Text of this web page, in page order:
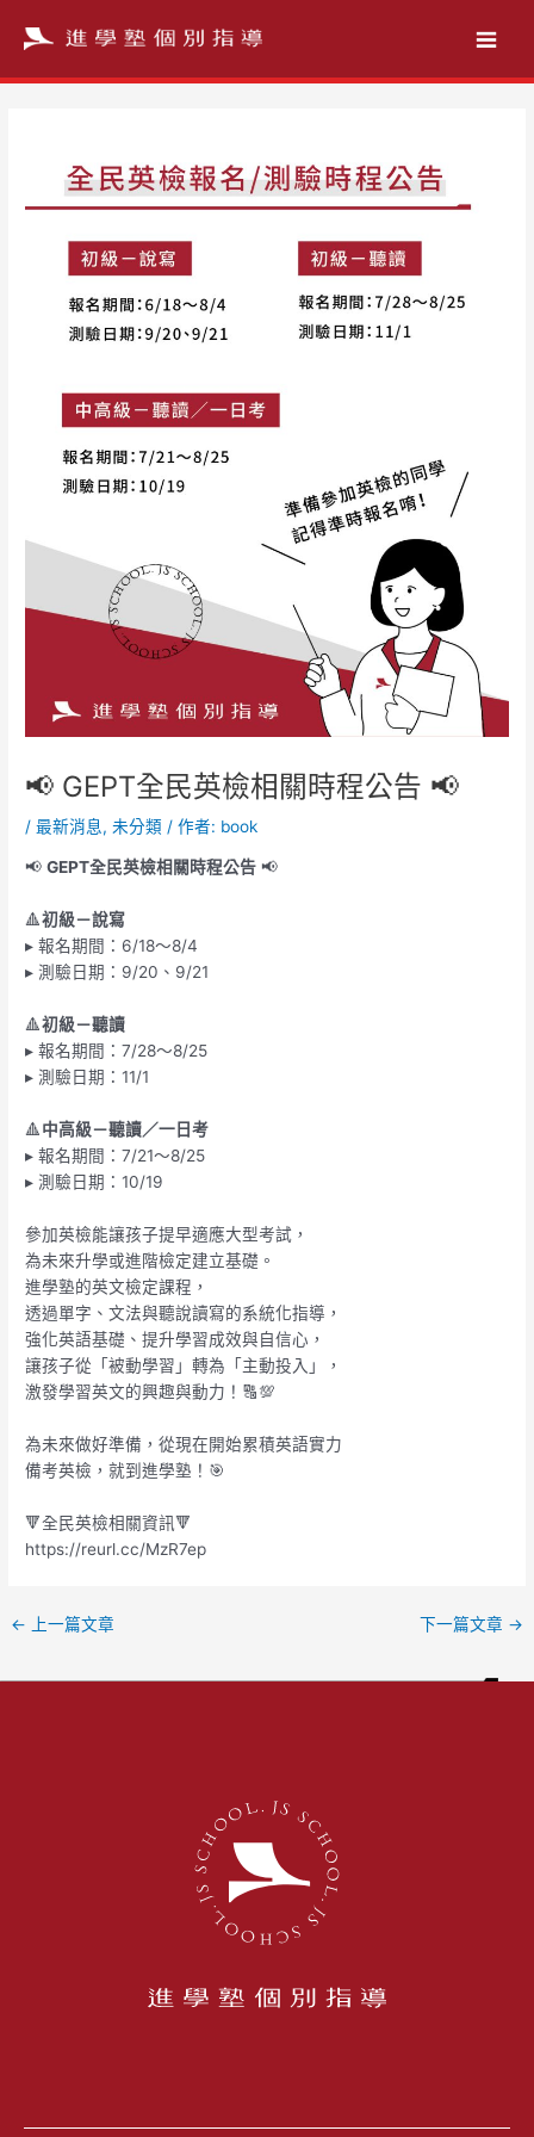
📢 GEPT全民英檢相關時程公告 📢
/最新消息,未分類 / 作者: book
📢GEPT全民英檢相關時程公告 📢
🔺初級－說寫
▸ 報名期間：6/18～8/4
▸ 測驗日期：9/20、9/21
🔺初級－聽讀
▸ 報名期間：7/28～8/25
▸ 測驗日期：11/1
🔺中高級－聽讀／一日考
▸ 報名期間：7/21～8/25
▸ 測驗日期：10/19
參加英檢能讓孩子提早適應大型考試，
為未來升學或進階檢定建立基礎。
進學塾的英文檢定課程，
透過單字、文法與聽說讀寫的系統化指導，
強化英語基礎、提升學習成效與自信心，
讓孩子從「被動學習」轉為「主動投入」，
激發學習英文的興趣與動力！🔠💯
為未來做好準備，從現在開始累積英語實力
備考英檢，就到進學塾！🎯
🔻全民英檢相關資訊🔻
https://reurl.cc/MzR7ep
← 上一篇文章 下一篇文章 →